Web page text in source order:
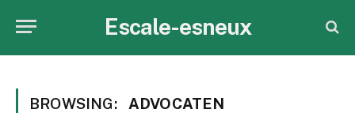
Escale-esneux
BROWSING: ADVOCATEN